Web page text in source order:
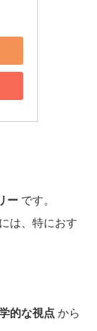
ー です。
は、特におす
的な視点 から